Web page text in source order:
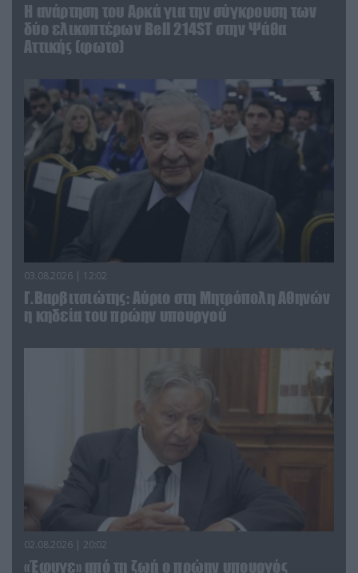
Η ανάρτηση του Αρκά για την σύγκρουση των
δύο ελικοπτέρων Bell 214ST στην Ψάθα
Αττικής (φωτο)
03.08.2026 | 12:02
Γ.Βαρβιτσιώτης: Aύριο στη Μητρόπολη Αθηνών
η κηδεία του πρώην υπουργού
02.08.2026 | 20:02
«Έφυγε» από τη ζωή ο πρώην υπουργός